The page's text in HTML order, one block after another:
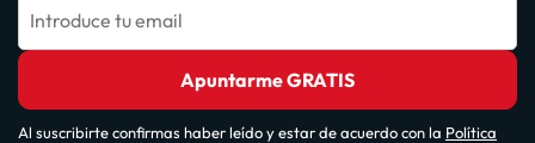
Introduce tu email
Apuntarme GRATIS
Al suscribirte confirmas haber leído y estar de acuerdo con la Política